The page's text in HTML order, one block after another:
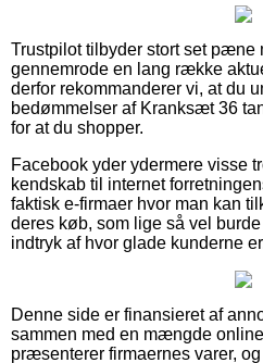
Trustpilot tilbyder stort set pæne
gennemrode en lang række
derfor rekommanderer vi, at du
bedømmelser af Kranksæt 36
for at du shopper.
Facebook yder ydermere visse
kendskab til internet
faktisk e-firmaer hvor man kan
deres køb, som lige så vel
indtryk af hvor glade kunderne
Denne side er finansieret af
sammen med en mængde
præsenterer firmaernes varer,